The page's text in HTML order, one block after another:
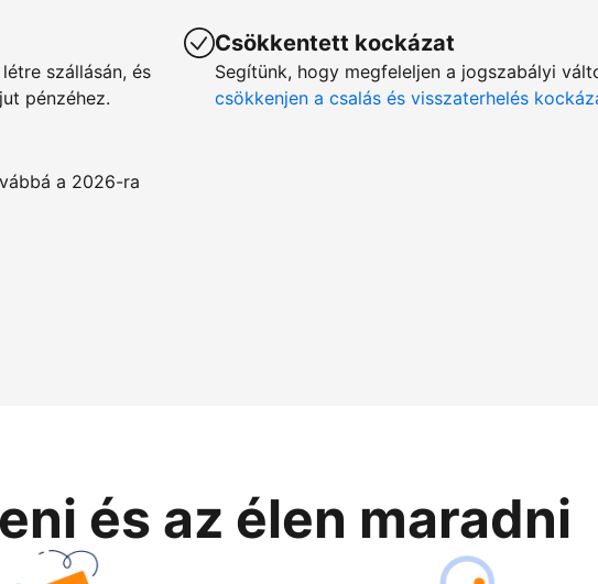
szállásán, és
pénzéhez.
a 2026-ra
Csökkentett kockázat
Segítünk, hogy megfeleljen a jogszabályi
csökkenjen a csalás és visszaterhelés
és az élen maradni